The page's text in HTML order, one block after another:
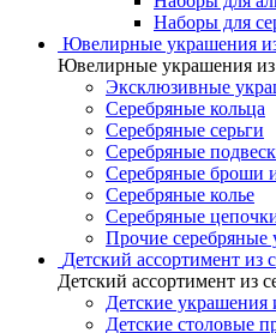
Наборы для
Ювелирные украшения из
Ювелирные украшения из
Эксклюзивные
Серебряные кольца
Серебряные серьги
Серебряные
Серебряные броши
Серебряные колье
Серебряные
Прочие серебряные
Детский ассортимент из
Детский ассортимент из
Детские украшения
Детские столовые